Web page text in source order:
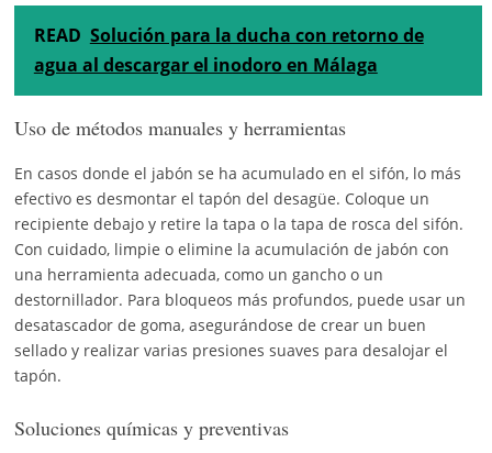
READ Solución para la ducha con retorno de
agua al descargar el inodoro en Málaga
Uso de métodos manuales y herramientas
En casos donde el jabón se ha acumulado en el sifón, lo más
efectivo es desmontar el tapón del desagüe. Coloque un
recipiente debajo y retire la tapa o la tapa de rosca del sifón.
Con cuidado, limpie o elimine la acumulación de jabón con
una herramienta adecuada, como un gancho o un
destornillador. Para bloqueos más profundos, puede usar un
desatascador de goma, asegurándose de crear un buen
sellado y realizar varias presiones suaves para desalojar el
tapón.
Soluciones químicas y preventivas